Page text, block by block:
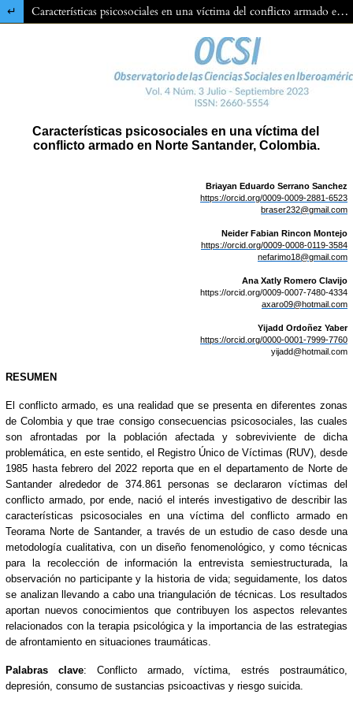
Volver a los detalles del artículo Características psicosociales en una víctima del conflicto armado en Norte Santander, Colombia.